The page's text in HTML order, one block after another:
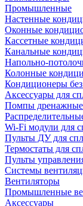
Промышленные
Настенные
Оконные
Кассетные
Канальные
Напольно-
Колонные
Кондиционеры
Аксессуары для
Помпы дренажные
Wi-Fi модули для
Пульты ДУ для
Термостаты для
Пульты
Системы
Вентиляторы
Промышленные
Аксессуары